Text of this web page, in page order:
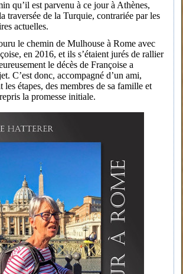
qu’il est parvenu à ce jour à Athènes,
traversée de la Turquie, contrariée par les
actuelles.
le chemin de Mulhouse à Rome avec
en 2016, et ils s’étaient jurés de rallier
le décès de Françoise a
C’est donc, accompagné d’un ami,
étapes, des membres de sa famille et
la promesse initiale.